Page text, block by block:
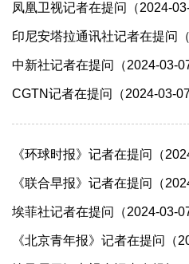
凤凰卫视记者在提问（2024-03-
印尼安塔拉通讯社记者在提问
中新社记者在提问（2024-03-07
CGTN记者在提问（2024-03-07
《环球时报》记者在提问（
《联合早报》记者在提问（
埃菲社记者在提问（2024-03-07
《北京青年报》记者在提问（